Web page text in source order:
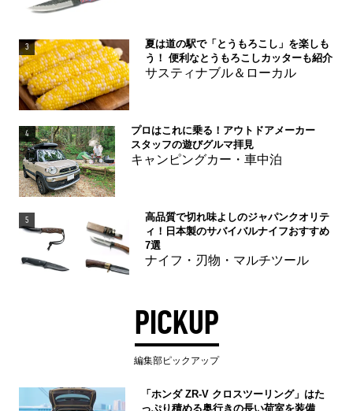
3
夏は道の駅で「とうもろこし」を楽しも
う！ 便利なとうもろこしカッターも紹介
サスティナブル＆ローカル
4
プロはこれに乗る！アウトドアメーカー
スタッフの遊びグルマ拝見
キャンピングカー・車中泊
5
高品質で切れ味よしのジャパンクオリテ
ィ！日本製のサバイバルナイフおすすめ
7選
ナイフ・刃物・マルチツール
PICKUP
編集部ピックアップ
「ホンダ ZR-V クロスツーリング」はた
っぷり積める奥行きの長い荷室を装備